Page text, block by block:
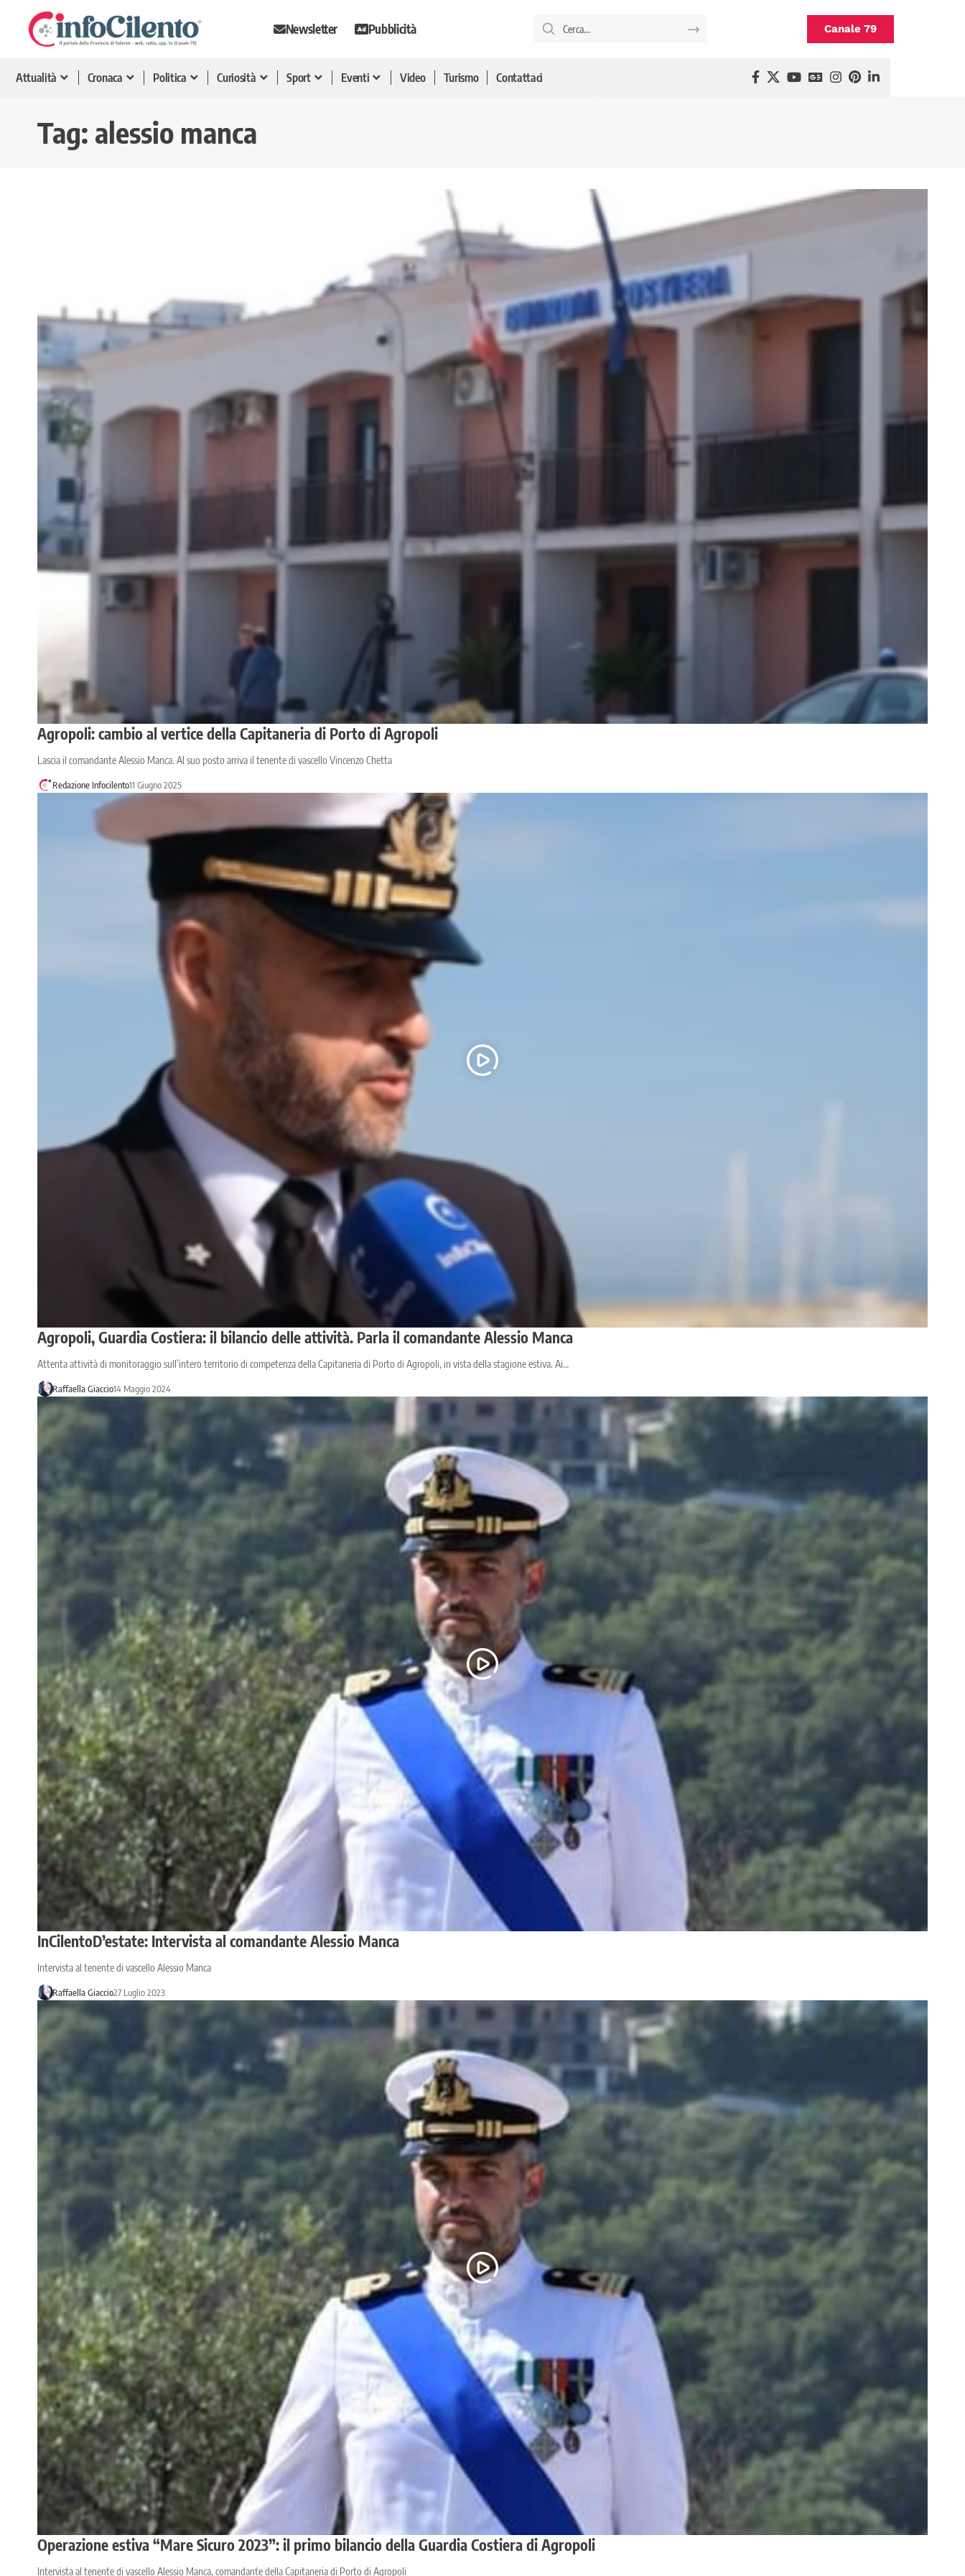
Newsletter Pubblicità Canale 79
Attualità Cronaca Politica Curiosità Sport Eventi Video Turismo Contattaci
Tag: alessio manca
Agropoli: cambio al vertice della Capitaneria di Porto di Agropoli
Lascia il comandante Alessio Manca. Al suo posto arriva il tenente di vascello Vincenzo Chetta
Redazione Infocilento11 Giugno 2025
Agropoli, Guardia Costiera: il bilancio delle attività. Parla il comandante Alessio Manca
Attenta attività di monitoraggio sull’intero territorio di competenza della Capitaneria di Porto di Agropoli, in vista della stagione estiva. Ai…
Raffaella Giaccio14 Maggio 2024
InCilentoD’estate: Intervista al comandante Alessio Manca
Intervista al tenente di vascello Alessio Manca
Raffaella Giaccio27 Luglio 2023
Operazione estiva “Mare Sicuro 2023”: il primo bilancio della Guardia Costiera di Agropoli
Intervista al tenente di vascello Alessio Manca, comandante della Capitaneria di Porto di Agropoli